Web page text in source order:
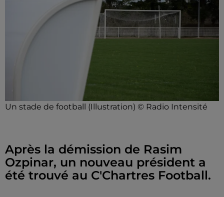
Un stade de football (Illustration) © Radio Intensité
Après la démission de Rasim
Ozpinar, un nouveau président a
été trouvé au C'Chartres Football.